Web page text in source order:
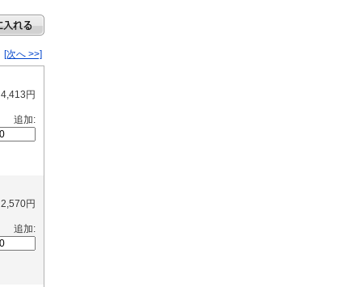
[次へ >>]
4,413円
追加:
2,570円
追加: